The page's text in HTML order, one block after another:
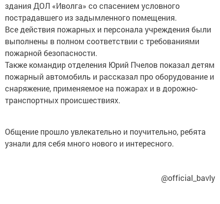
здания ДОЛ «Иволга» со спасением условного
пострадавшего из задымленного помещения.
Все действия пожарных и персонала учреждения были
выполнены в полном соответствии с требованиями
пожарной безопасности.
Также командир отделения Юрий Пчелов показал детям
пожарный автомобиль и рассказал про оборудование и
снаряжение, применяемое на пожарах и в дорожно-
транспортных происшествиях.
Общение прошло увлекательно и поучительно, ребята
узнали для себя много нового и интересного.
@official_bavly